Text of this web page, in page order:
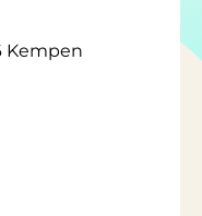
Kempen